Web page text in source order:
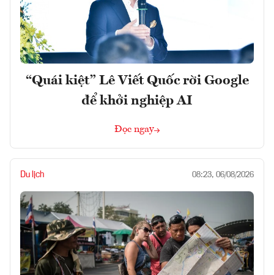
“Quái kiệt” Lê Viết Quốc rời Google
để khởi nghiệp AI
Đọc ngay
Du lịch 08:23, 06/08/2026